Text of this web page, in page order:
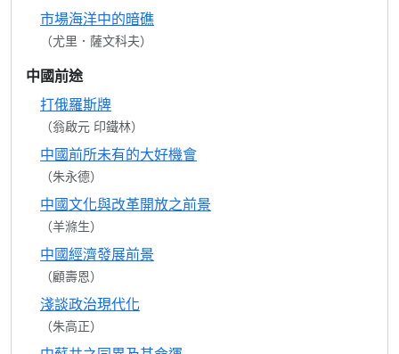
市場海洋中的暗礁
（尤里．薩文科夫）
中國前途
打俄羅斯牌
（翁啟元 印鐵林）
中國前所未有的大好機會
（朱永德）
中國文化與改革開放之前景
（羊滌生）
中國經濟發展前景
（顧壽恩）
淺談政治現代化
（朱高正）